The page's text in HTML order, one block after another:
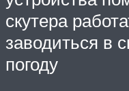
скутера
заводиться в
погоду